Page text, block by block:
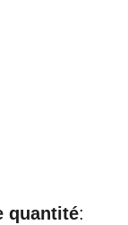
quantité: